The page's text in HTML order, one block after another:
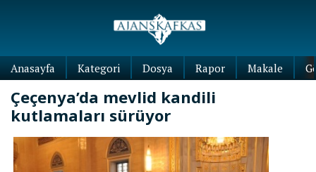
Anasayfa Kategori Dosya Rapor Makale
Çeçenya’da mevlid kandili
kutlamaları sürüyor